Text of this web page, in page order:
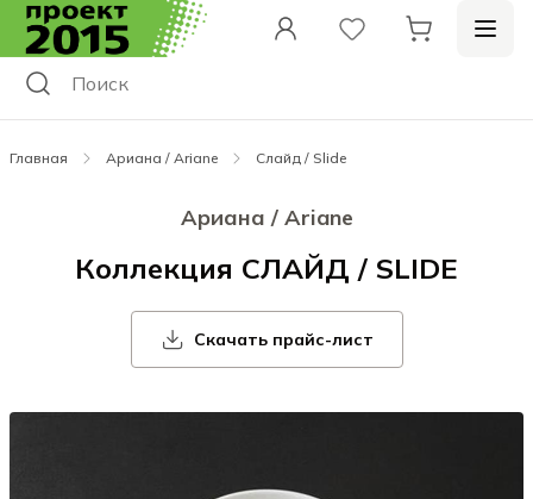
Главная Ариана / Ariane Слайд / Slide
Ариана / Ariane
Коллекция СЛАЙД / SLIDE
Скачать прайс-лист